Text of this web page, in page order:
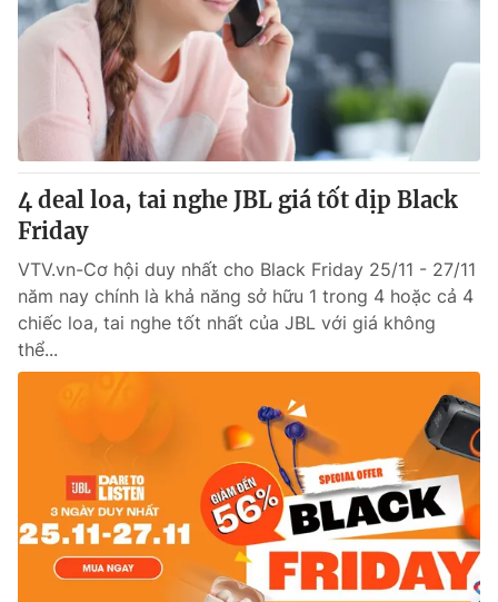
VTV Sức khoẻ Bất động sản
Thị trường 24h Tấm lòng Việt
VTV4 Vươn mình bằng AI
VTV9
Liên hệ tòa soạn English
Theo dõi báo trên
Cơ quan chủ quản:Đài Truyền hình Việt Nam
Cơ quan báo chí:
Thời báo VTV
4 deal loa, tai nghe JBL giá tốt dịp Black
Friday
VTV.vn-Cơ hội duy nhất cho Black Friday 25/11 - 27/11
năm nay chính là khả năng sở hữu 1 trong 4 hoặc cả 4
chiếc loa, tai nghe tốt nhất của JBL với giá không
thể...